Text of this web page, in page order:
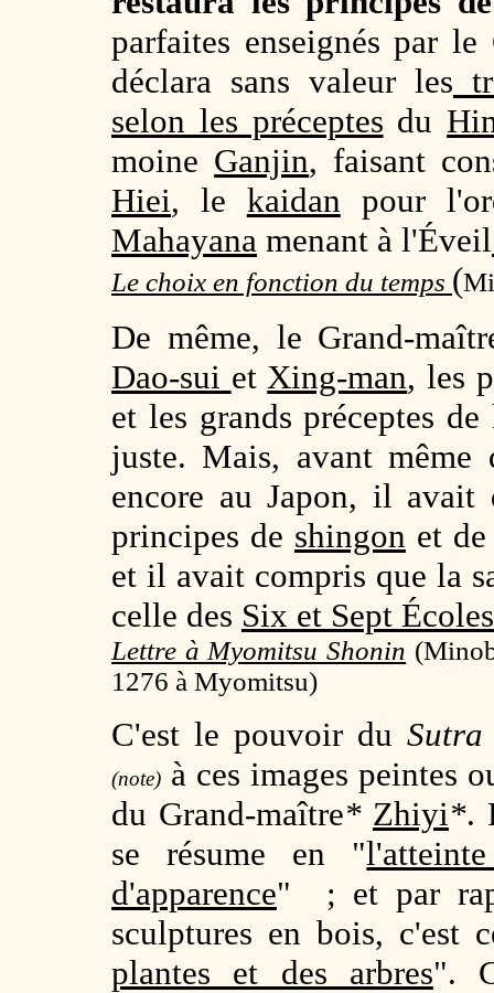
parfaites enseignés par
déclara sans valeur les
selon les préceptes du
moine Ganjin, faisant
Hiei, le kaidan pour
Mahayana menant à l'Éveil
Le choix en fonction du temps (
De même, le Grand-
Dao-sui etXing-man, les
et les grands préceptes
juste. Mais, avant
encore au Japon, il avait
principes de shingon et
et il avait compris que la
celle des Six et Sept Écoles
Lettre à Myomitsu Shonin (
1276 à Myomitsu)
C'est le pouvoir du
(note) à ces images peintes
du Grand-maître* Zhiyi*.
se résume en "
d'apparence" ; et par
sculptures en bois, c'est
plantes et des arbres".